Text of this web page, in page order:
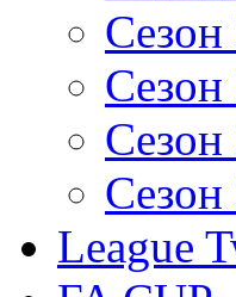
Сезон
Сезон
Сезон
League